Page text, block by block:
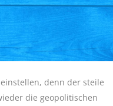
denn der steile
die geopolitischen